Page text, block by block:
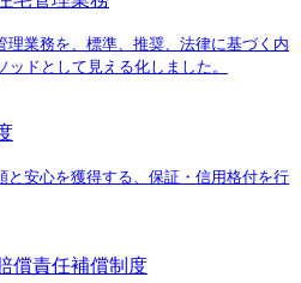
理業務を、標準、推奨、法律に基づく内
ドとして見える化しました。
と安心を獲得する、保証・信用格付を行
償責任補償制度